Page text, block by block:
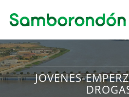
JOVENES-